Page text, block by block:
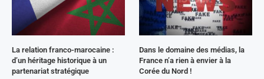
La relation franco-marocaine :
d’un héritage historique à un
partenariat stratégique
Dans le domaine des médias, la
France n’a rien à envier à la
Corée du Nord !